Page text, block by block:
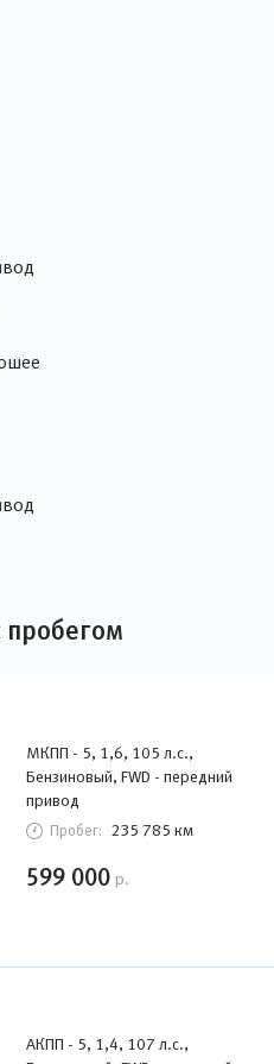
пробегом
МКПП - 5, 1,6, 105 л.с.,
Бензиновый, FWD - передний
привод
Пробег: 235 785 км
599 000 р.
АКПП - 5, 1,4, 107 л.с.,